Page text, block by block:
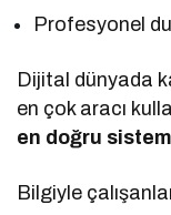
Profesyonel
Dijital dünyada
en çok aracı
en doğru
Bilgiyle